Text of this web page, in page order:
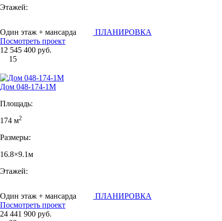
Этажей:
Один этаж + мансарда
ПЛАНИРОВКА
Посмотреть проект
12 545 400 руб.
15
Дом 048-174-1М
Площадь:
174 м2
Размеры:
16.8×9.1м
Этажей:
Один этаж + мансарда
ПЛАНИРОВКА
Посмотреть проект
24 441 900 руб.